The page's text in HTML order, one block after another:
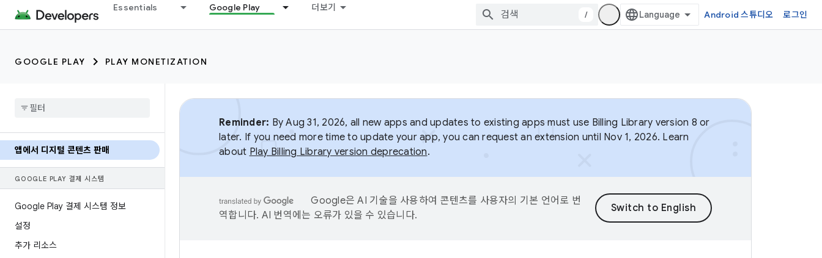
Essentials Google Play 더보기
/ Android 스튜디오 로그인
GOOGLE PLAY PLAY MONETIZATION
앱에서 디지털 콘텐츠 판매
GOOGLE PLAY 결제 시스템
Google Play 결제 시스템 정보
설정
추가 리소스
Reminder: By Aug 31, 2026, all new apps and updates to existing apps must use Billing Library version 8 or
later. If you need more time to update your app, you can request an extension until Nov 1, 2026. Learn
about Play Billing Library version deprecation.
Google은 AI 기술을 사용하여 콘텐츠를 사용자의 기본 언어로 번
역합니다. AI 번역에는 오류가 있을 수 있습니다.